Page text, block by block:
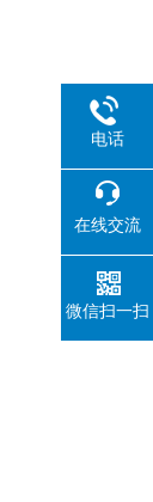
电话
在线交流
微信扫一扫